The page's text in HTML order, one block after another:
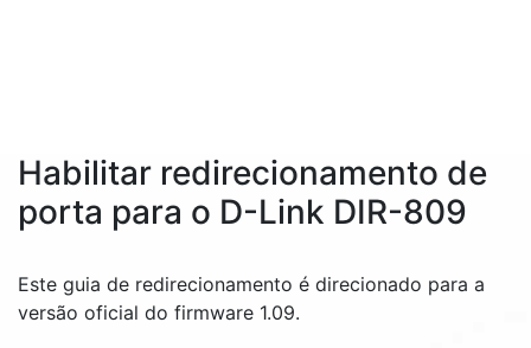
Habilitar redirecionamento de
porta para o D-Link DIR-809
Este guia de redirecionamento é direcionado para a
versão oficial do firmware 1.09.